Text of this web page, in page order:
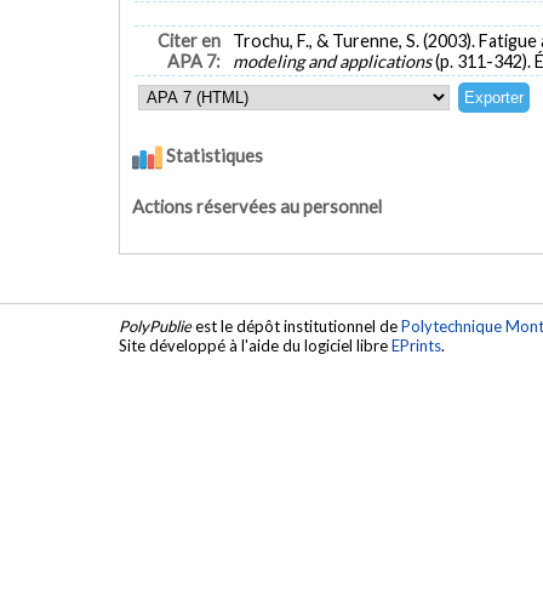
Citer en
APA 7:
Trochu, F., & Turenne, S. (2003).
modeling and applications(p. 311-342).
Statistiques
Actions réservées au personnel
PolyPublieest le dépôt institutionnel dePolytechnique
Site développé à l'aide du logiciel libreEPrints.